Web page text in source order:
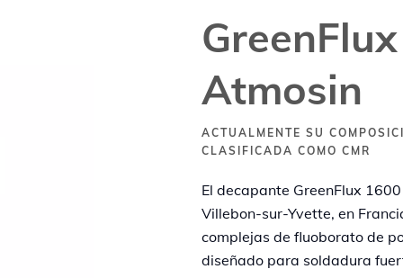
Atmosin
ACTUALMENTE SU
CLASIFICADA COMO CMR
El decapante GreenFlux
Villebon-sur-Yvette, en
complejas de fluoborato de
diseñado para soldadura